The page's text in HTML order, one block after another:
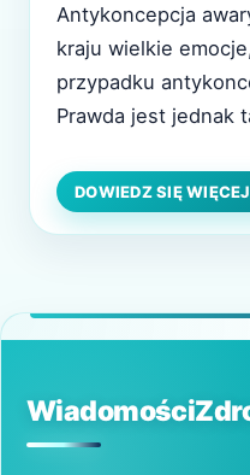
Antykoncepcja
kraju wielkie
przypadku
Prawda jest jednak
zgodne z zasadami
powinniśmy więcej
kwestii tabletki…
DOWIEDZ SIĘ WIĘCEJ